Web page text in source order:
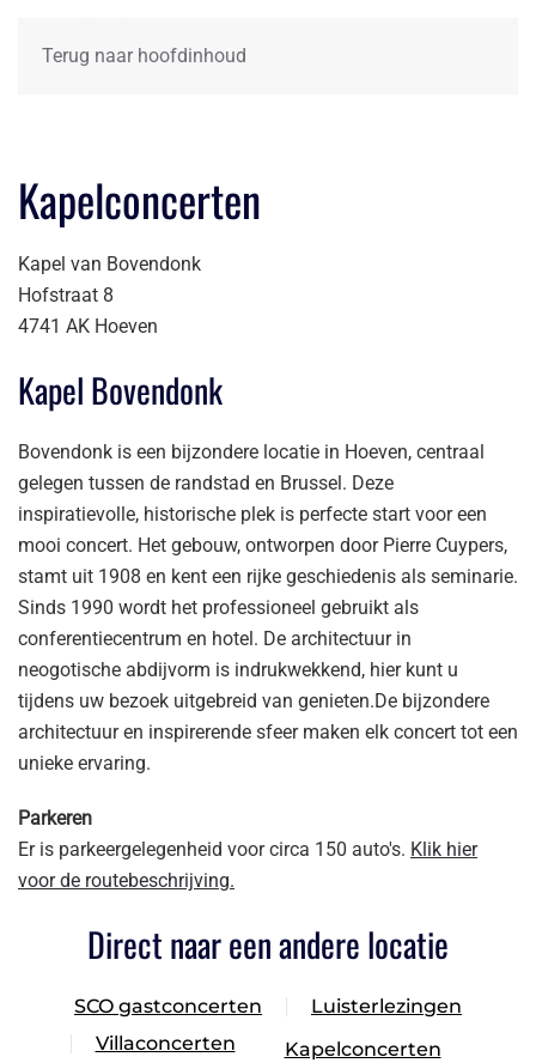
Terug naar hoofdinhoud
Kapelconcerten
Kapel van Bovendonk
Hofstraat 8
4741 AK Hoeven
Kapel Bovendonk
Bovendonk is een bijzondere locatie in Hoeven, centraal
gelegen tussen de randstad en Brussel. Deze
inspiratievolle, historische plek is perfecte start voor een
mooi concert. Het gebouw, ontworpen door Pierre Cuypers,
stamt uit 1908 en kent een rijke geschiedenis als seminarie.
Sinds 1990 wordt het professioneel gebruikt als
conferentiecentrum en hotel. De architectuur in
neogotische abdijvorm is indrukwekkend, hier kunt u
tijdens uw bezoek uitgebreid van genieten.De bijzondere
architectuur en inspirerende sfeer maken elk concert tot een
unieke ervaring.
Parkeren
Er is parkeergelegenheid voor circa 150 auto's. Klik hier
voor de routebeschrijving.
Direct naar een andere locatie
SCO gastconcerten
Luisterlezingen
Villaconcerten
Kapelconcerten